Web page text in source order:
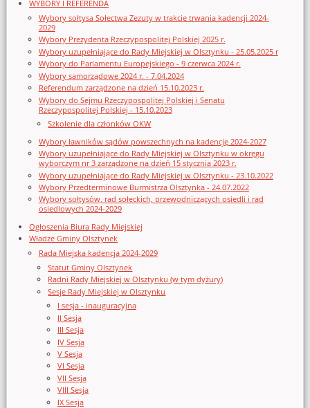
WYBORY I REFERENDA
Wybory sołtysa Sołectwa Zezuty w trakcie trwania kadencji 2024-
2029
Wybory Prezydenta Rzeczypospolitej Polskiej 2025 r.
Wybory uzupełniające do Rady Miejskiej w Olsztynku - 25.05.2025 r
Wybory do Parlamentu Europejskiego - 9 czerwca 2024 r.
Wybory samorządowe 2024 r. - 7.04.2024
Referendum zarządzone na dzień 15.10.2023 r.
Wybory do Sejmu Rzeczypospolitej Polskiej i Senatu
Rzeczypospolitej Polskiej - 15.10.2023
Szkolenie dla członków OKW
Wybory ławników sądów powszechnych na kadencję 2024-2027
Wybory uzupełniające do Rady Miejskiej w Olsztynku w okręgu
wyborczym nr 3 zarządzone na dzień 15 stycznia 2023 r.
Wybory uzupełniające do Rady Miejskiej w Olsztynku - 23.10.2022
Wybory Przedterminowe Burmistrza Olsztynka - 24.07.2022
Wybory sołtysów, rad sołeckich, przewodniczących osiedli i rad
osiedlowych 2024-2029
Ogłoszenia Biura Rady Miejskiej
Władze Gminy Olsztynek
Rada Miejska kadencja 2024-2029
Statut Gminy Olsztynek
Radni Rady Miejskiej w Olsztynku (w tym dyżury)
Sesje Rady Miejskiej w Olsztynku
I sesja - inauguracyjna
II Sesja
III Sesja
IV Sesja
V Sesja
VI Sesja
VII Sesja
VIII Sesja
IX Sesja